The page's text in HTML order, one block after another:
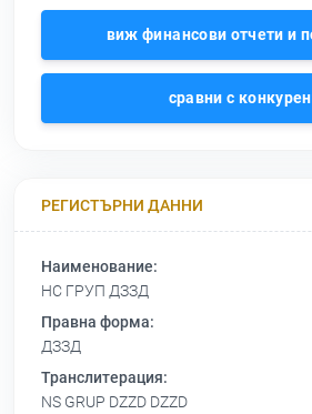
виж финансови отчети и
сравни с
РЕГИСТЪРНИ ДАННИ
Наименование:
НС ГРУП ДЗЗД
Правна форма:
ДЗЗД
Транслитерация:
NS GRUP DZZD DZZD